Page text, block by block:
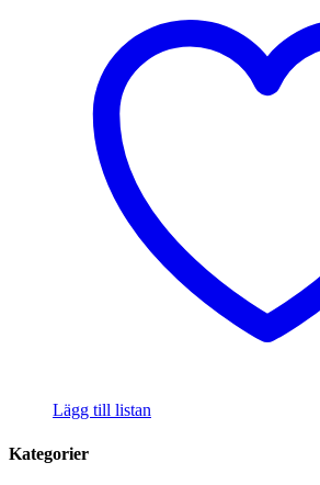
Lägg till listan
Kategorier